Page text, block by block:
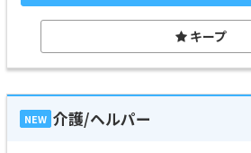
キープ
NEW 介護/ヘルパー